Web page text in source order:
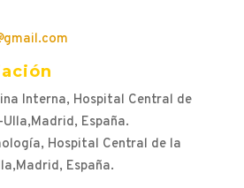
Interna, Hospital Central de
España.
Hospital Central de la
España.